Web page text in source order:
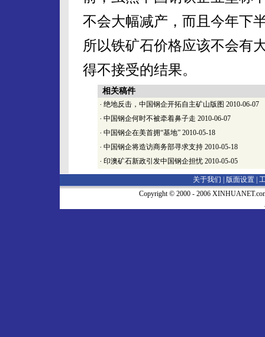
不会大幅减产，而且今年下
所以铁矿石价格应该不会有
得不接受的结果。
相关稿件
· 绝地反击，中国钢企开拓自主矿山版图 2010-06-07
· 中国钢企何时不被牵着鼻子走 2010-06-07
· 中国钢企在美首拥“基地” 2010-05-18
· 中国钢企将造访商务部寻求支持 2010-05-18
· 印澳矿石新政引发中国钢企担忧 2010-05-05
关于我们 | 版面设置
Copyright © 2000 - 2006